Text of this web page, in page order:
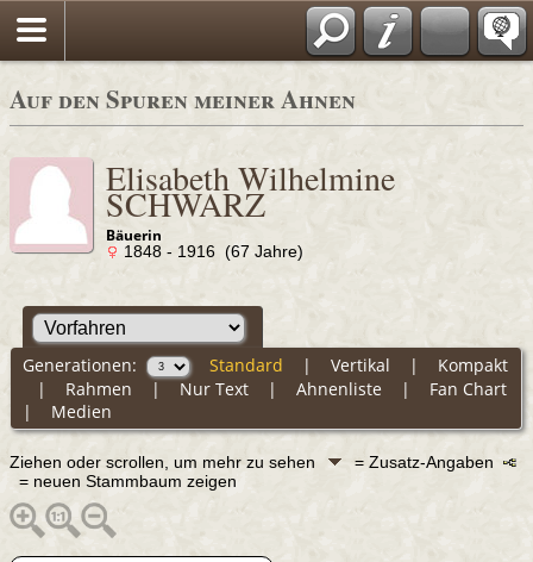
Auf den Spuren meiner Ahnen
Elisabeth Wilhelmine
SCHWARZ
Bäuerin
1848 - 1916 (67 Jahre)
Generationen: Standard | Vertikal | Kompakt
| Rahmen | Nur Text| Ahnenliste | Fan Chart
| Medien
Ziehen oder scrollen, um mehr zu sehen
= Zusatz-Angaben
= neuen Stammbaum zeigen